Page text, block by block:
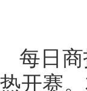
每日
热开赛